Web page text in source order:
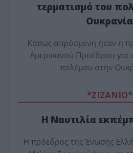
τερματισμό του
Ουκρανία
Κάπως απρόσμενη ήταν η
Αμερικανού Προέδρου για
πολέμου στην
*ZΙΖΑΝΙΟ*
Η Ναυτιλία
Η πρόεδρος της Ένωσης